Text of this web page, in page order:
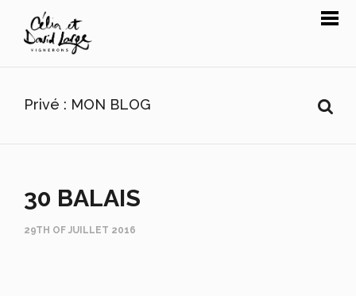
Privé : MON BLOG
30 BALAIS
29TH OF JUILLET 2016